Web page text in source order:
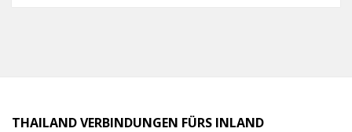
THAILAND VERBINDUNGEN FÜRS INLAND